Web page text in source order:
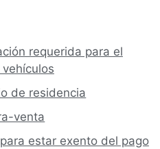
requerida para el
de residencia
venta
estar exento del pago